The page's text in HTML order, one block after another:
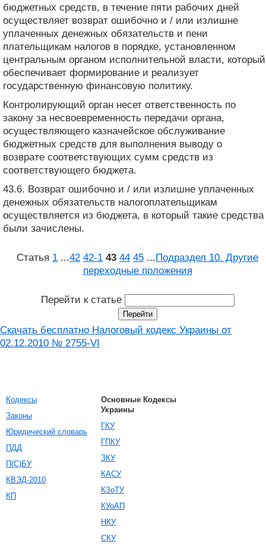
бюджетных средств, в течение пяти рабочих дней
осуществляет возврат ошибочно и / или излишне
уплаченных денежных обязательств и пени
плательщикам налогов в порядке, установленном
центральным органом исполнительной власти, который
обеспечивает формирование и реализует
государственную финансовую политику.
Контролирующий орган несет ответственность по
закону за несвоевременность передачи органа,
осуществляющего казначейское обслуживание
бюджетных средств для выполнения выводу о
возврате соответствующих сумм средств из
соответствующего бюджета.
43.6. Возврат ошибочно и / или излишне уплаченных
денежных обязательств налогоплательщикам
осуществляется из бюджета, в который такие средства
были зачислены.
Статья 1 ...42 42‑1 43 44 45 ...Подраздел 10. Другие
переходные положения
Перейти к статье
Скачать бесплатно Налоговый кодекс Украины от
02.12.2010 № 2755-VI
Кодексы
Законы
Юридический словарь
ПДД
П(С)БУ
КВЭД-2010
КП
Основные Кодексы
Украины
ГКУ
ГПКУ
ЗКУ
КАСУ
КЗоТУ
КУоАП
НКУ
СКУ